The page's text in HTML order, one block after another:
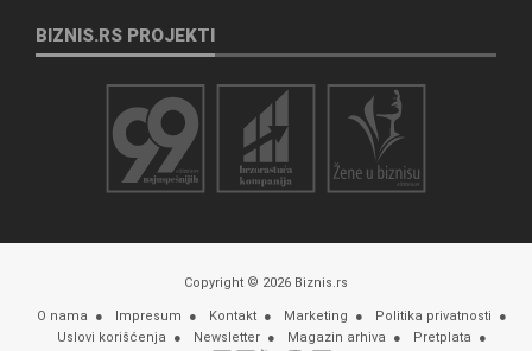
BIZNIS.RS PROJEKTI
Copyright © 2026 Biznis.rs
O nama Impresum Kontakt Marketing
Politika privatnosti
Uslovi korišćenja
Newsletter Magazin arhiva Pretplata